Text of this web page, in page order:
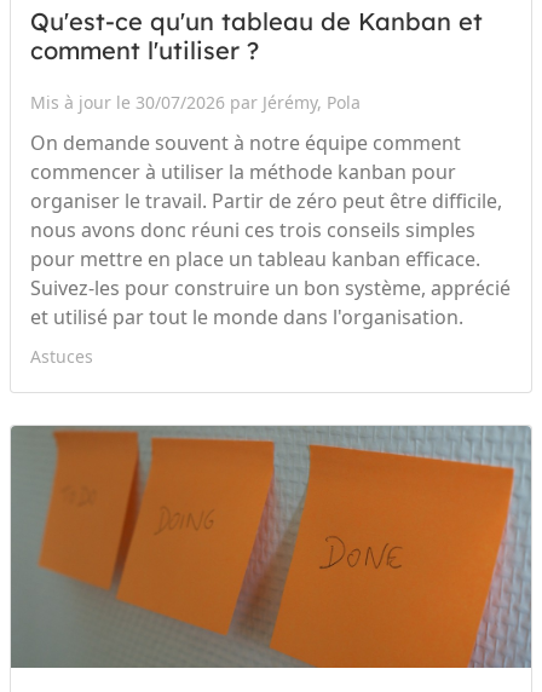
Qu'est-ce qu'un tableau de Kanban et
comment l'utiliser ?
Mis à jour le 30/07/2026 par Jérémy, Pola
On demande souvent à notre équipe comment
commencer à utiliser la méthode kanban pour
organiser le travail. Partir de zéro peut être difficile,
nous avons donc réuni ces trois conseils simples
pour mettre en place un tableau kanban efficace.
Suivez-les pour construire un bon système, apprécié
et utilisé par tout le monde dans l'organisation.
Astuces